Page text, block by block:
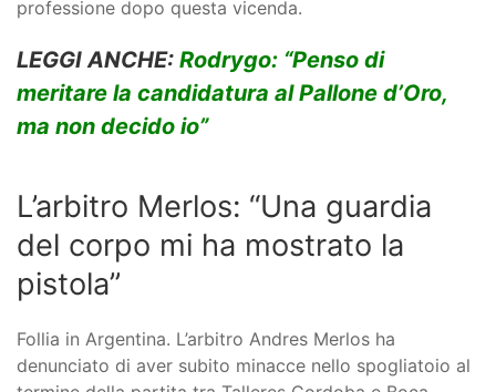
professione dopo questa vicenda.
LEGGI ANCHE: Rodrygo: “Penso di
meritare la candidatura al Pallone d’Oro,
ma non decido io”
L’arbitro Merlos: “Una guardia
del corpo mi ha mostrato la
pistola”
Follia in Argentina. L’arbitro Andres Merlos ha
denunciato di aver subito minacce nello spogliatoio al